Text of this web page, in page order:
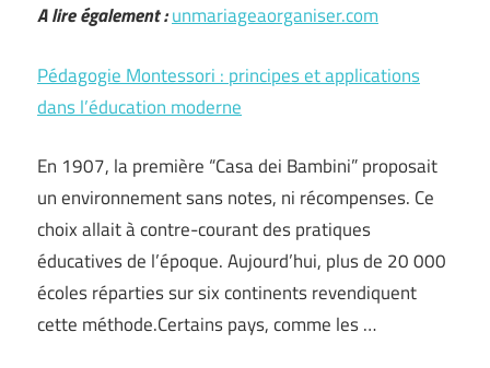
A lire également :unmariageaorganiser.com
Pédagogie Montessori : principes et applications
dans l’éducation moderne
En 1907, la première “Casa dei Bambini” proposait
un environnement sans notes, ni récompenses. Ce
choix allait à contre-courant des pratiques
éducatives de l’époque. Aujourd’hui, plus de 20 000
écoles réparties sur six continents revendiquent
cette méthode.Certains pays, comme les …